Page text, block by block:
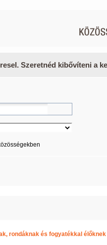
Szeretnéd kibővíteni a
rondáknak és fogyatékkal élőknek